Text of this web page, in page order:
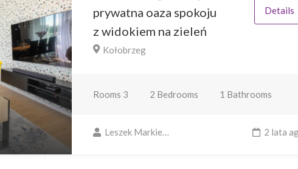
prywatna oaza spokoju
z widokiem na zieleń
Kołobrzeg
Details
Rooms 3 2 Bedrooms 1 Bathrooms
Leszek Markiewicz 2 lata